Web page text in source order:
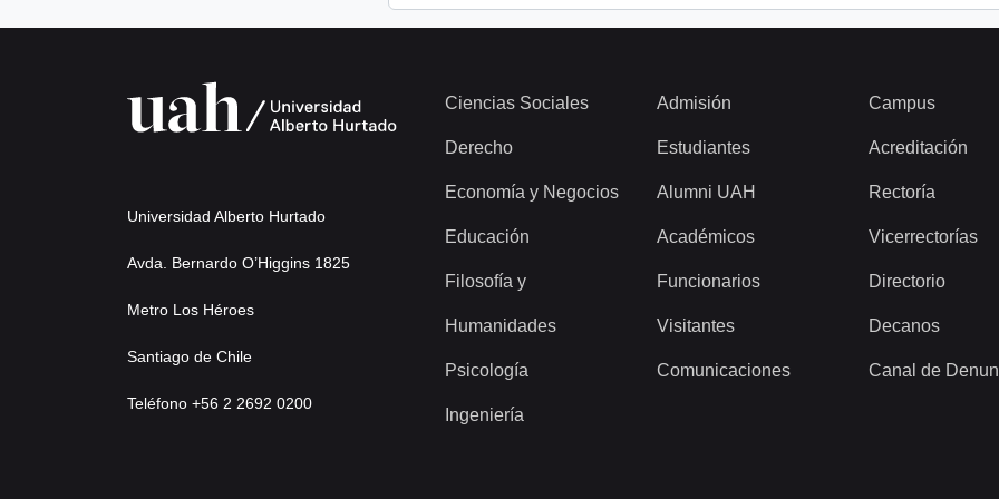
Universidad Alberto Hurtado
Avda. Bernardo O’Higgins 1825
Metro Los Héroes
Santiago de Chile
Teléfono +56 2 2692 0200
Ciencias Sociales
Derecho
Economía y Negocios
Educación
Filosofía y
Humanidades
Psicología
Ingeniería
Admisión
Estudiantes
Alumni UAH
Académicos
Funcionarios
Visitantes
Comunicaciones
Campus
Acreditación
Rectoría
Vicerrectorías
Directorio
Decanos
Canal de